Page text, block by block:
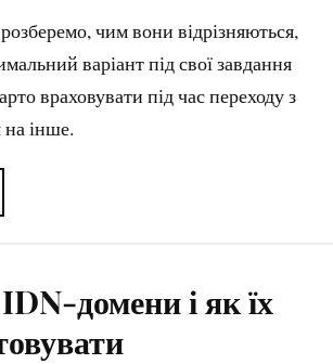
чим вони відрізняються,
варіант під свої завдання
враховувати під час переходу з
інше.
домени і як їх